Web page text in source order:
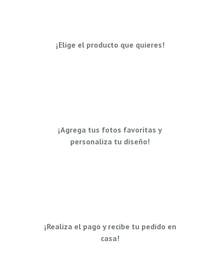
¡Elige el producto que quieres!
¡Agrega tus fotos favoritas y
personaliza tu diseño!
¡Realiza el pago y recibe tu pedido en
casa!